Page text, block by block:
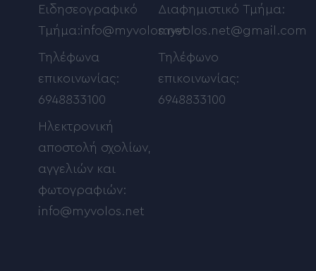
Ειδησεογραφικό
Τμήμα:info@myvolos.net
Τηλέφωνα
επικοινωνίας:
6948833100
Ηλεκτρονική
αποστολή σχολίων,
αγγελιών και
φωτογραφιών:
info@myvolos.net
Διαφημιστικό Τμήμα:
myvolos.net@gmail.com
Τηλέφωνο
επικοινωνίας:
6948833100